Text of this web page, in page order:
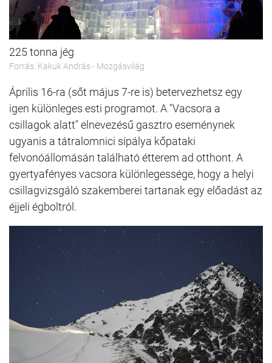
225 tonna jég
Forrás: Kakuk András - Mozgásvilág
Április 16-ra (sőt május 7-re is) betervezhetsz egy
igen különleges esti programot. A "Vacsora a
csillagok alatt" elnevezésű gasztro eseménynek
ugyanis a tátralomnici sípálya kőpataki
felvonóállomásán található étterem ad otthont. A
gyertyafényes vacsora különlegessége, hogy a helyi
csillagvizsgáló szakemberei tartanak egy előadást az
éjjeli égboltról.